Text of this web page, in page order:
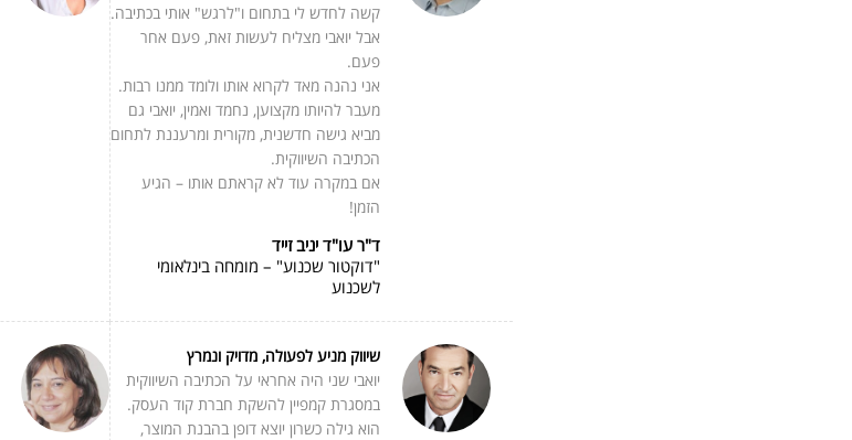
קשה לחדש לי בתחום ו"לרגש" אותי בכתיבה.
אבל יואבי מצליח לעשות זאת, פעם אחר
פעם.
אני נהנה מאד לקרוא אותו ולומד ממנו רבות.
מעבר להיותו מקצוען, נחמד ואמין, יואבי גם
מביא גישה חדשנית, מקורית ומרעננת לתחום
הכתיבה השיווקית.
אם במקרה עוד לא קראתם אותו – הגיע
הזמן!
ד"ר עו"ד יניב זייד
"דוקטור שכנוע" – מומחה בינלאומי
לשכנוע
שיווק מניע לפעולה, מדויק ונמרץ
יואבי שני היה אחראי על הכתיבה השיווקית
במסגרת קמפיין להשקת חברת קוד העסק.
הוא גילה כשרון יוצא דופן בהבנת המוצר,